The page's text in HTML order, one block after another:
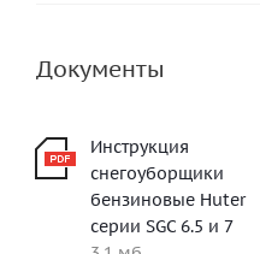
Документы
Инструкция
снегоуборщики
бензиновые Huter
серии SGC 6.5 и 7